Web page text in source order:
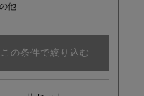
他
この条件で絞り込む